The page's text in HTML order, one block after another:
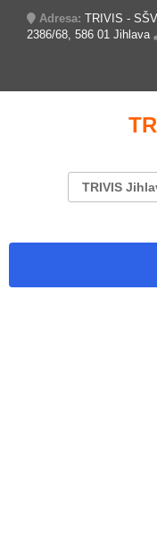
Adresa: TRIVIS -
2386/68, 586 01 Jihlava
TRIVIS